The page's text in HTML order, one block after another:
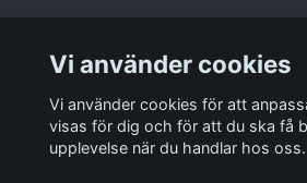
Sociala medier
Vi använder cookies
Vi använder cookies för att
visas för dig och för att du ska få
upplevelse när du handlar hos oss.